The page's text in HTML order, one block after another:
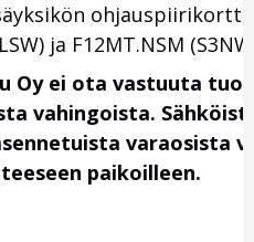
ohjauspiirikortti
ja F12MT.NSM
Oy ei ota vastuuta
vahingoista.
varaosista
paikoilleen.